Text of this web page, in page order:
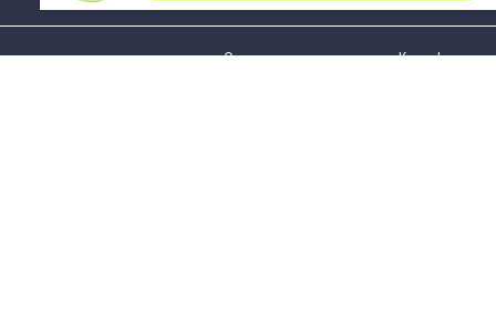
О компании
Как оформить